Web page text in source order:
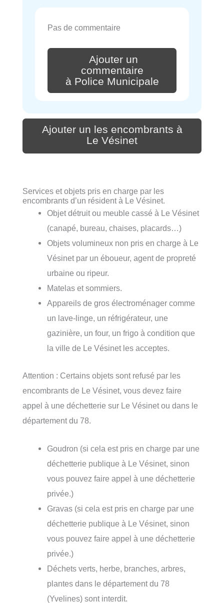
Pas de commentaire
Ajouter un
commentaire
à Police Municipale
Ajouter un les encombrants à
Le Vésinet
Services et objets pris en charge par les
encombrants d’un résident à Le Vésinet.
Objet détruit ou meuble cassé à Le Vésinet
(canapé, bureau, chaises, placards…)
Objets volumineux non pris en charge à Le
Vésinet par un éboueur, agent de propreté
urbaine ou ripeur.
Matelas et sommiers.
Appareils de gros électroménager comme
un lave-linge, un réfrigérateur, une
gazinière, un four, un frigo à condition que
la ville de Le Vésinet les acceptes.
Attention : Certains objets sont refusé par les
encombrants de Le Vésinet, vous devez faire
appel à une déchetterie sur Le Vésinet ou dans le
département du 78.
Goudron (si cela est pris en charge par une
déchetterie publique à Le Vésinet, sinon
vous pouvez faire appel à une déchetterie
privée.)
Gravas (si cela est pris en charge par une
déchetterie publique à Le Vésinet, sinon
vous pouvez faire appel à une déchetterie
privée.)
Déchets verts, herbe, branches, arbres,
plantes dans le département du 78
(Yvelines) sont interdit.